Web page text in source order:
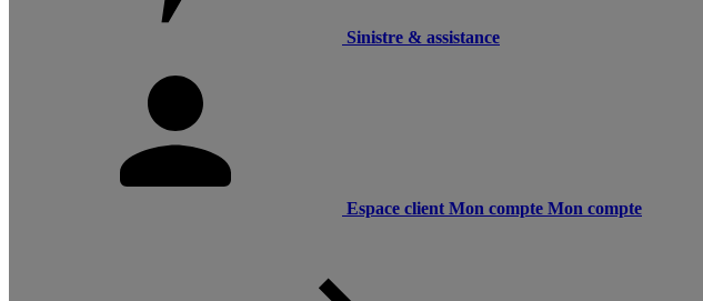
Sinistre & assistance
Espace client Mon compte Mon compte